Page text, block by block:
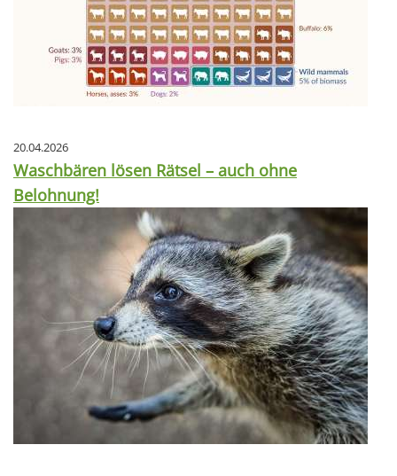
20.04.2026
Waschbären lösen Rätsel – auch ohne
Belohnung!